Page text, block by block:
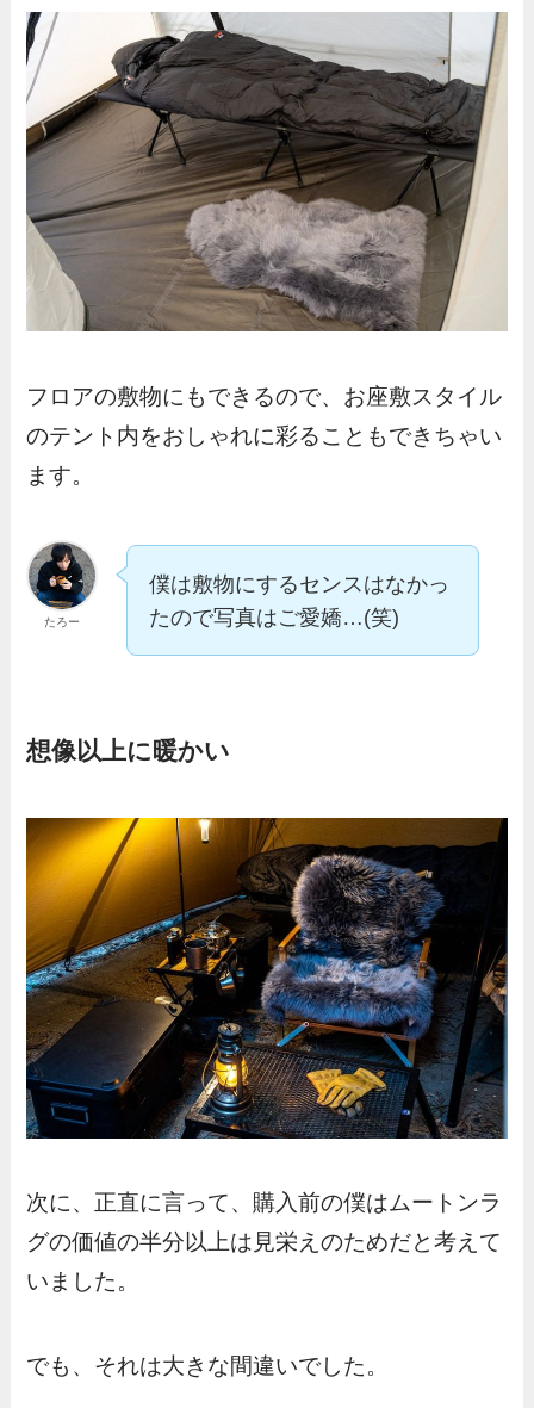
フロアの敷物にもできるので、お座敷スタイル
のテント内をおしゃれに彩ることもできちゃい
ます。
たろー
僕は敷物にするセンスはなかっ
たので写真はご愛嬌…(笑)
想像以上に暖かい
次に、正直に言って、購入前の僕はムートンラ
グの価値の半分以上は見栄えのためだと考えて
いました。
でも、それは大きな間違いでした。